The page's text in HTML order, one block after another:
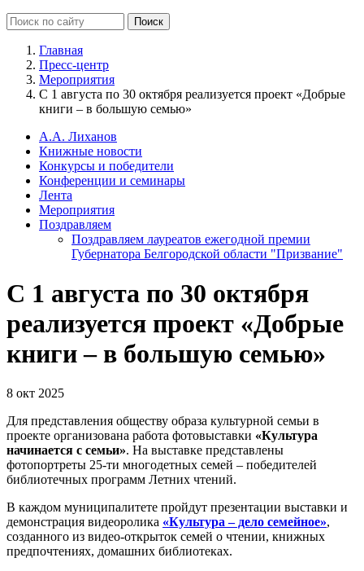
Главная
Пресс-центр
Мероприятия
С 1 августа по 30 октября реализуется проект «Добрые
книги – в большую семью»
А.А. Лиханов
Книжные новости
Конкурсы и победители
Конференции и семинары
Лента
Мероприятия
Поздравляем
Поздравляем лауреатов ежегодной премии
Губернатора Белгородской области "Призвание"
С 1 августа по 30 октября
реализуется проект «Добрые
книги – в большую семью»
8 окт 2025
Для представления обществу образа культурной семьи в
проекте организована работа фотовыставки «Культура
начинается с семьи». На выставке представлены
фотопортреты 25-ти многодетных семей – победителей
библиотечных программ Летних чтений.
В каждом муниципалитете пройдут презентации выставки и
демонстрация видеоролика «Культура – дело семейное»,
созданного из видео-открыток семей о чтении, книжных
предпочтениях, домашних библиотеках.